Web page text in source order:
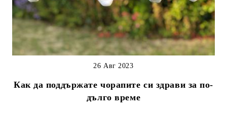
Как да поддържате чорапите си здрави за по-
дълго време
26 Авг 2023